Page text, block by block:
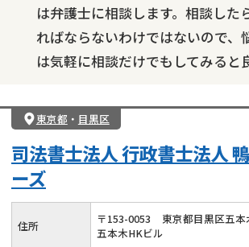
は弁護士に相談します。相談した
ればならないわけではないので、
は気軽に相談だけでもしてみると
東京都 ・ 目黒区
司法書士法人 行政書士法人
ーズ
住所 〒153-0053
東京都目黒区五
五本木HKビル